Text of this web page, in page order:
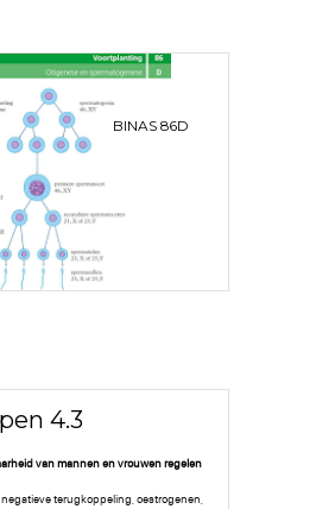
BINAS 86D
4.3
van mannen en vrouwen regelen
terugkoppeling, oestrogenen,